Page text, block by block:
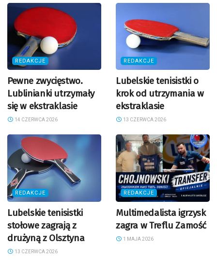
REDAKCJE
Pewne zwycięstwo.
Lublinianki utrzymały
się w ekstraklasie
14 CZERWCA 2026
REDAKCJE
Lubelskie tenisistki o
krok od utrzymania w
ekstraklasie
13 CZERWCA 2026
REDAKCJE
Lubelskie tenisistki
stołowe zagrają z
drużyną z Olsztyna
13 CZERWCA 2026
REDAKCJE
Multimedalista igrzysk
zagra w Treflu Zamość
1 MAJA 2026